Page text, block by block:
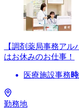
【調剤薬局事務ア
はお休みのお仕事！
医療施設事務
勤務地